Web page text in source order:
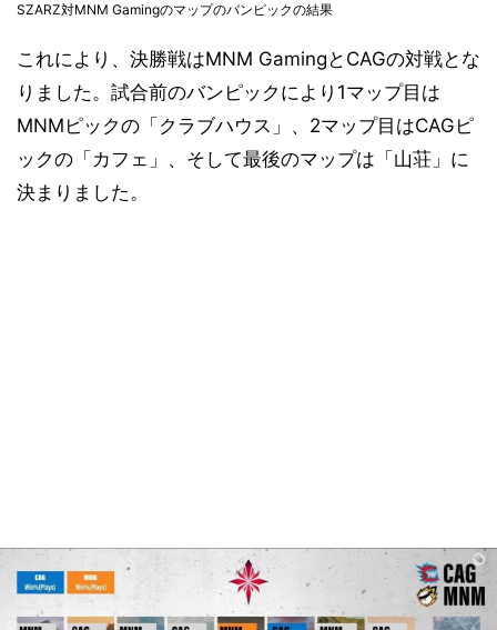
SZARZ対MNM Gamingのマップのバンピックの結果
これにより、決勝戦はMNM GamingとCAGの対戦とな
りました。試合前のバンピックにより1マップ目は
MNMピックの「クラブハウス」、2マップ目はCAGピ
ックの「カフェ」、そして最後のマップは「山荘」に
決まりました。